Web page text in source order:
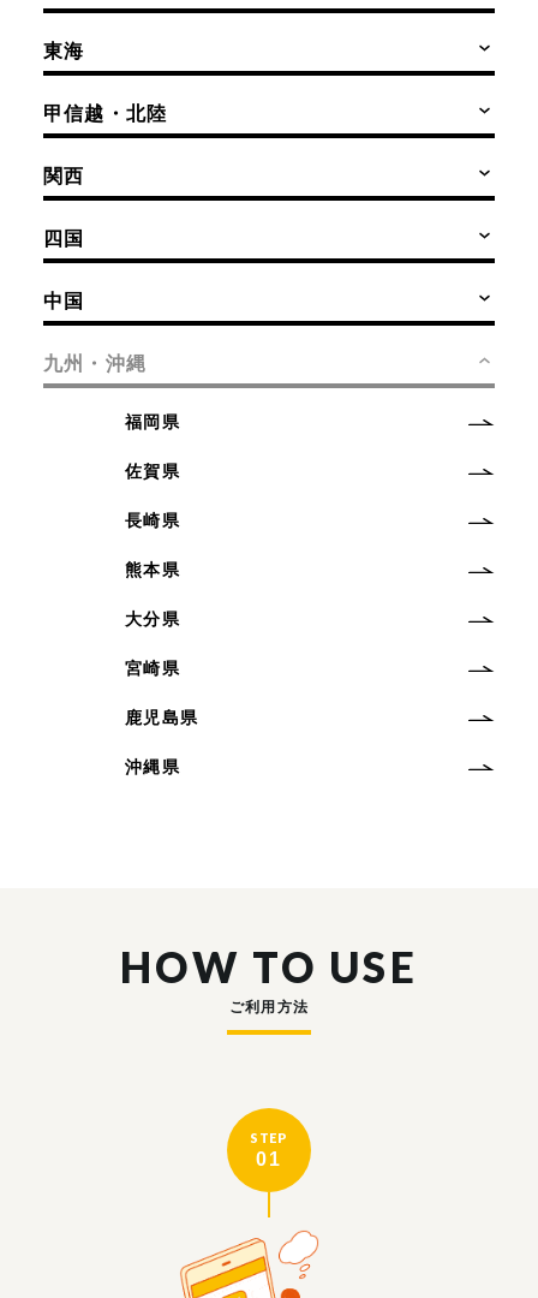
東海
甲信越・北陸
関西
四国
中国
九州・沖縄
福岡県
佐賀県
長崎県
熊本県
大分県
宮崎県
鹿児島県
沖縄県
HOW TO USE
ご利用方法
STEP
01